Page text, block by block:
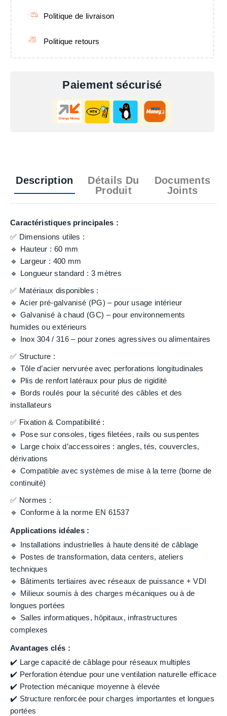
Politique de livraison
Politique retours
Paiement sécurisé
Description
Détails Du
Produit
Documents
Joints
Caractéristiques principales :
✅ Dimensions utiles :
🔹 Hauteur : 60 mm
🔹 Largeur : 400 mm
🔹 Longueur standard : 3 mètres
✅ Matériaux disponibles :
🔹 Acier pré-galvanisé (PG) – pour usage intérieur
🔹 Galvanisé à chaud (GC) – pour environnements
humides ou extérieurs
🔹 Inox 304 / 316 – pour zones agressives ou alimentaires
✅ Structure :
🔹 Tôle d’acier nervurée avec perforations longitudinales
🔹 Plis de renfort latéraux pour plus de rigidité
🔹 Bords roulés pour la sécurité des câbles et des
installateurs
✅ Fixation & Compatibilité :
🔹 Pose sur consoles, tiges filetées, rails ou suspentes
🔹 Large choix d’accessoires : angles, tés, couvercles,
dérivations
🔹 Compatible avec systèmes de mise à la terre (borne de
continuité)
✅ Normes :
🔹 Conforme à la norme EN 61537
Applications idéales :
🔹 Installations industrielles à haute densité de câblage
🔹 Postes de transformation, data centers, ateliers
techniques
🔹 Bâtiments tertiaires avec réseaux de puissance + VDI
🔹 Milieux soumis à des charges mécaniques ou à de
longues portées
🔹 Salles informatiques, hôpitaux, infrastructures
complexes
Avantages clés :
✔️ Large capacité de câblage pour réseaux multiples
✔️ Perforation étendue pour une ventilation naturelle efficace
✔️ Protection mécanique moyenne à élevée
✔️ Structure renforcée pour charges importantes et longues
portées